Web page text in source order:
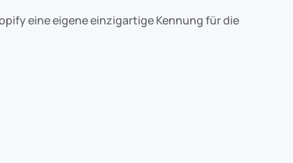
eine eigene einzigartige Kennung für die